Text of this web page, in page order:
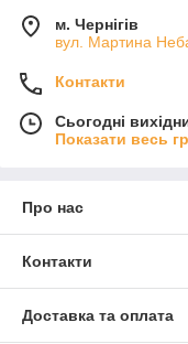
м. Чернігів
вул. Мартина
Контакти
Сьогодні
Показати весь
Про нас
Контакти
Доставка та оплата